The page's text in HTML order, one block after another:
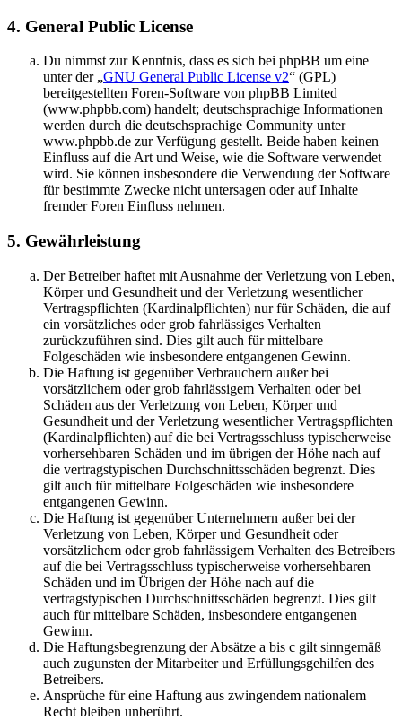
4. General Public License
Du nimmst zur Kenntnis, dass es sich bei phpBB um eine
unter der „GNU General Public License v2“ (GPL)
bereitgestellten Foren-Software von phpBB Limited
(www.phpbb.com) handelt; deutschsprachige Informationen
werden durch die deutschsprachige Community unter
www.phpbb.de zur Verfügung gestellt. Beide haben keinen
Einfluss auf die Art und Weise, wie die Software verwendet
wird. Sie können insbesondere die Verwendung der Software
für bestimmte Zwecke nicht untersagen oder auf Inhalte
fremder Foren Einfluss nehmen.
5. Gewährleistung
Der Betreiber haftet mit Ausnahme der Verletzung von Leben,
Körper und Gesundheit und der Verletzung wesentlicher
Vertragspflichten (Kardinalpflichten) nur für Schäden, die auf
ein vorsätzliches oder grob fahrlässiges Verhalten
zurückzuführen sind. Dies gilt auch für mittelbare
Folgeschäden wie insbesondere entgangenen Gewinn.
Die Haftung ist gegenüber Verbrauchern außer bei
vorsätzlichem oder grob fahrlässigem Verhalten oder bei
Schäden aus der Verletzung von Leben, Körper und
Gesundheit und der Verletzung wesentlicher Vertragspflichten
(Kardinalpflichten) auf die bei Vertragsschluss typischerweise
vorhersehbaren Schäden und im übrigen der Höhe nach auf
die vertragstypischen Durchschnittsschäden begrenzt. Dies
gilt auch für mittelbare Folgeschäden wie insbesondere
entgangenen Gewinn.
Die Haftung ist gegenüber Unternehmern außer bei der
Verletzung von Leben, Körper und Gesundheit oder
vorsätzlichem oder grob fahrlässigem Verhalten des Betreibers
auf die bei Vertragsschluss typischerweise vorhersehbaren
Schäden und im Übrigen der Höhe nach auf die
vertragstypischen Durchschnittsschäden begrenzt. Dies gilt
auch für mittelbare Schäden, insbesondere entgangenen
Gewinn.
Die Haftungsbegrenzung der Absätze a bis c gilt sinngemäß
auch zugunsten der Mitarbeiter und Erfüllungsgehilfen des
Betreibers.
Ansprüche für eine Haftung aus zwingendem nationalem
Recht bleiben unberührt.